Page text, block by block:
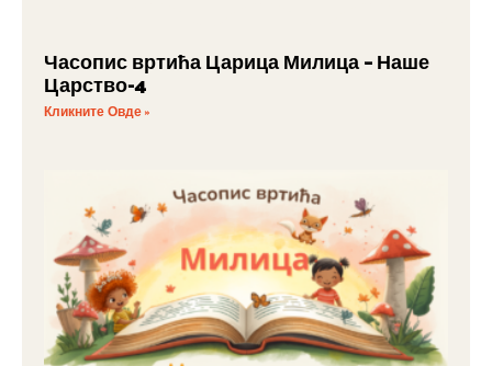
Часопис вртића Царица Милица – Наше
Царство-4
Кликните Овде »